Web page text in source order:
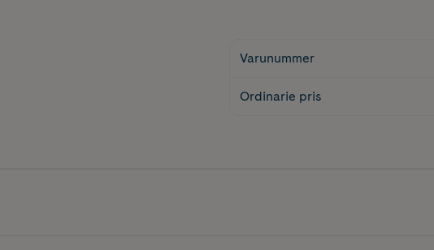
Varunummer
Ordinarie pris